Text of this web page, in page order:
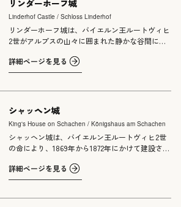
ン』や『タンホイザー』などを題材にした装飾や
壁画が多く取り入れられており、王の芸術への強
い思いが感じられます。周囲にはアルプスの自然
や湖が広がり、建築と自然が調和する風景も大き
な魅力です。しかし、当時の莫大な建設費は周囲
との対立を招き、1886年に王は精神異常を理由に
リンダーホーフ城
Linderhof Castle / Schloss Linderhof
リンダーホーフ城は、バイエルン王ルートヴィヒ
2世がアルプスの山々に囲まれた静かな谷間に築
レンキームゼー城と並ぶルートヴィヒ2世の代表
的な建築であり、その中で唯一、王が生前に完成
をはじめとする宮廷文化に着想を得て、18世紀フ
ランスのロココ様式を取り入れて設計されまし
た。また、周囲には幾何学的に整えられた庭園や
噴水、ヴィーナスの洞窟、モロッコ館などの幻想
的な施設が配置され、宮殿と庭園が一体となった
壮麗な景観をつくり出しています。
詳細ページを見る
シャッヘン城
King's House on Schachen / Königshaus am Schachen
シャッヘン城は、バイエルン王ルートヴィヒ2世
の命により、1869年から1872年にかけて建設され
イン山塊の麓、標高約1,866mの高地に建てられ、
バイエルン・アルプスを一望する壮大な景観の中
詳細ページを見る